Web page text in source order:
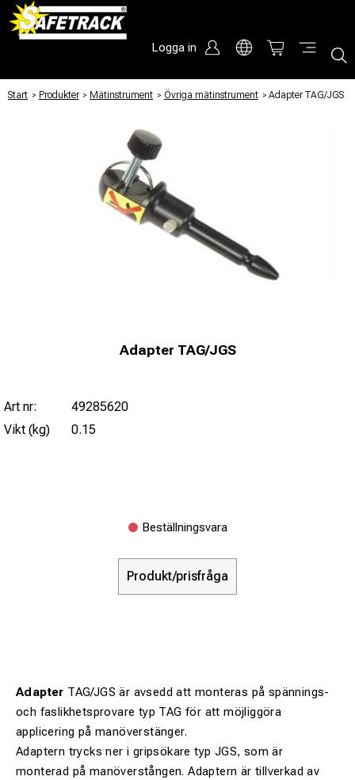
Logga in
Start / Produkter / Mätinstrument / Övriga mätinstrument / Adapter TAG/JGS
Adapter TAG/JGS
Art nr:
49285620
Vikt (kg)
0.15
Beställningsvara
Produkt/prisfråga
Adapter TAG/JGS är avsedd att monteras på spännings-
och faslikhetsprovare typ TAG för att möjliggöra
applicering på manöverstänger.
Adaptern trycks ner i gripsökare typ JGS, som är
monterad på manöverstången. Adaptern är tillverkad av